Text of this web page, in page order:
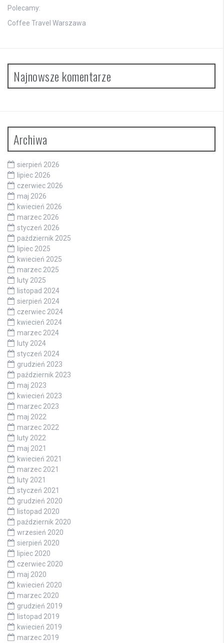
Polecamy:
Coffee Travel Warszawa
Najnowsze komentarze
Archiwa
sierpień 2026
lipiec 2026
czerwiec 2026
maj 2026
kwiecień 2026
marzec 2026
styczeń 2026
październik 2025
lipiec 2025
kwiecień 2025
marzec 2025
luty 2025
listopad 2024
sierpień 2024
czerwiec 2024
kwiecień 2024
marzec 2024
luty 2024
styczeń 2024
grudzień 2023
październik 2023
maj 2023
kwiecień 2023
marzec 2023
maj 2022
marzec 2022
luty 2022
maj 2021
kwiecień 2021
marzec 2021
luty 2021
styczeń 2021
grudzień 2020
listopad 2020
październik 2020
wrzesień 2020
sierpień 2020
lipiec 2020
czerwiec 2020
maj 2020
kwiecień 2020
marzec 2020
grudzień 2019
listopad 2019
kwiecień 2019
marzec 2019